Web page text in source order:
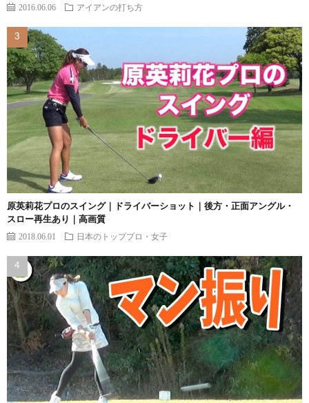
2016.06.06 アイアンの打ち方
原英莉花プロのスイング｜ドライバーショット｜後方・正面アングル・
スロー再生あり｜高画質
2018.06.01 日本のトッププロ・女子